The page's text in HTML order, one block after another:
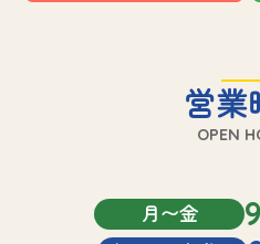
営業
OPEN
月〜金